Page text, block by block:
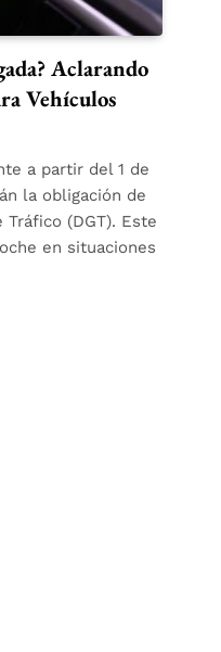
Aclarando
Vehículos
a partir del 1 de
la obligación de
(DGT). Este
en situaciones